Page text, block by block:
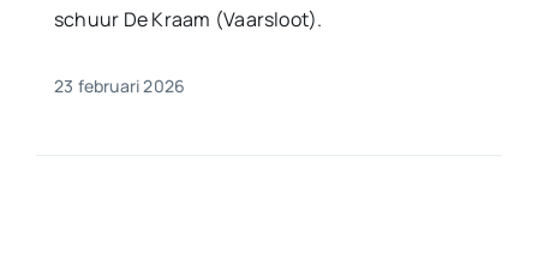
schuur De Kraam (Vaarsloot).
23 februari 2026